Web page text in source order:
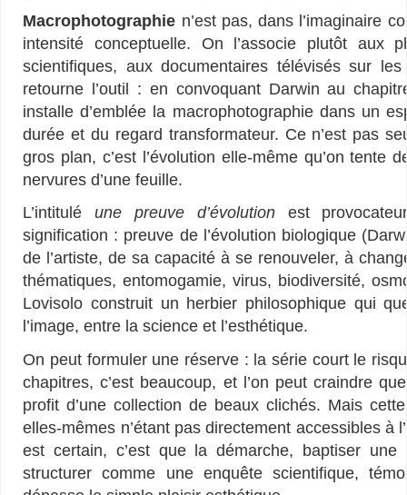
Macrophotographie n’est pas, dans l’imaginaire
intensité conceptuelle. On l’associe plutôt aux
scientifiques, aux documentaires télévisés sur
retourne l’outil : en convoquant Darwin au
installe d’emblée la macrophotographie dans un
durée et du regard transformateur. Ce n’est pas
gros plan, c’est l’évolution elle-même qu’on tente
nervures d’une feuille.
L’intituléune preuve d’évolutionest
signification : preuve de l’évolution biologique
de l’artiste, de sa capacité à se renouveler, à
thématiques, entomogamie, virus, biodiversité,
Lovisolo construit un herbier philosophique qui
l’image, entre la science et l’esthétique.
On peut formuler une réserve : la série court le
chapitres, c’est beaucoup, et l’on peut craindre
profit d’une collection de beaux clichés. Mais
elles-mêmes n’étant pas directement accessibles à
est certain, c’est que la démarche, baptiser
structurer comme une enquête scientifique,